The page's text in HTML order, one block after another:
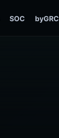
SOC byGRC